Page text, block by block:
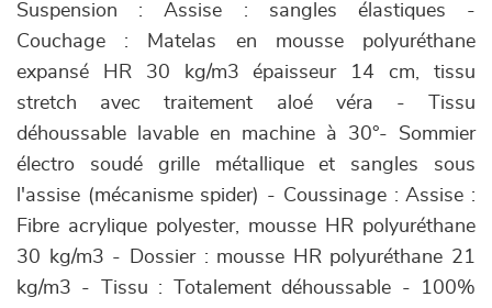
Suspension : Assise : sangles élastiques -
Couchage : Matelas en mousse polyuréthane
expansé HR 30 kg/m3 épaisseur 14 cm, tissu
stretch avec traitement aloé véra - Tissu
déhoussable lavable en machine à 30°- Sommier
électro soudé grille métallique et sangles sous
l'assise (mécanisme spider) - Coussinage : Assise :
Fibre acrylique polyester, mousse HR polyuréthane
30 kg/m3 - Dossier : mousse HR polyuréthane 21
kg/m3 - Tissu : Totalement déhoussable - 100%